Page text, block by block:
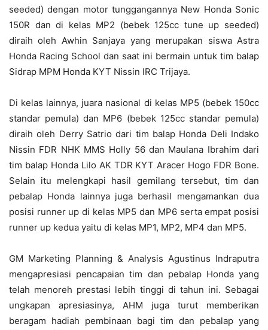
seeded) dengan motor tunggangannya New Honda Sonic
150R dan di kelas MP2 (bebek 125cc tune up seeded)
diraih oleh Awhin Sanjaya yang merupakan siswa Astra
Honda Racing School dan saat ini bermain untuk tim balap
Sidrap MPM Honda KYT Nissin IRC Trijaya.
Di kelas lainnya, juara nasional di kelas MP5 (bebek 150cc
standar pemula) dan MP6 (bebek 125cc standar pemula)
diraih oleh Derry Satrio dari tim balap Honda Deli Indako
Nissin FDR NHK MMS Holly 56 dan Maulana Ibrahim dari
tim balap Honda Lilo AK TDR KYT Aracer Hogo FDR Bone.
Selain itu melengkapi hasil gemilang tersebut, tim dan
pebalap Honda lainnya juga berhasil mengamankan dua
posisi runner up di kelas MP5 dan MP6 serta empat posisi
runner up kedua yaitu di kelas MP1, MP2, MP4 dan MP5.
GM Marketing Planning & Analysis Agustinus Indraputra
mengapresiasi pencapaian tim dan pebalap Honda yang
telah menoreh prestasi lebih tinggi di tahun ini. Sebagai
ungkapan apresiasinya, AHM juga turut memberikan
beragam hadiah pembinaan bagi tim dan pebalap yang